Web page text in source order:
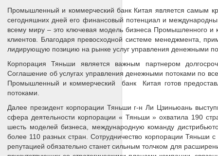
Промышленный и коммерческий банк Китая является самым
сегодняшних дней его финансовый потенциал и
всему миру – это ключевая модель бизнеса Промышленного и
клиентов. Благодаря превосходной системе менеджмента,
лидирующую позицию на рынке услуг управления денежными
Корпорация Тяньши является важным партнером
Соглашение об услугах управления денежными потоками по
Промышленный и коммерческий банк Китая готов
потоками.
Далее президент корпорации Тяньши г-н Ли Цзиньюань
сфера деятельности корпорации « Тяньши » охватила 190
шесть моделей бизнеса, международную команду
более 110 разных стран. Сотрудничество корпорации
репутацией обязательно станет сильным толчком для